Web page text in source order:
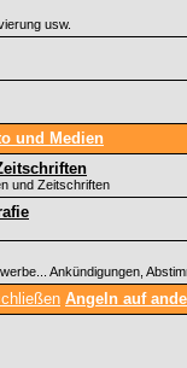
usw.
und Medien
und Zeitschriften
Ankündigungen,
Angeln auf